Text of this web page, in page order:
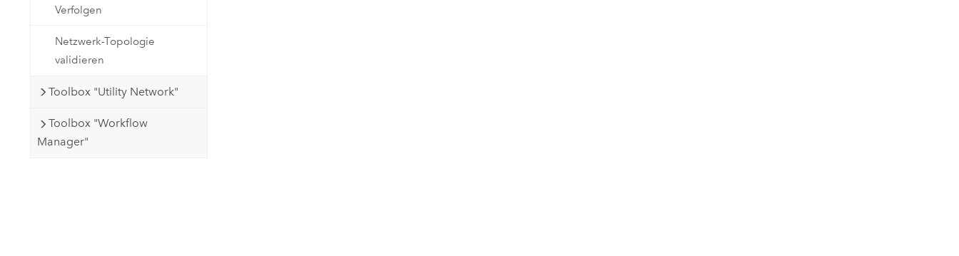
Verfolgen
Netzwerk-Topologie
validieren
Toolbox "Utility Network"
Toolbox "Workflow
Manager"